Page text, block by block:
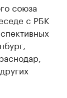
союза
с РБК